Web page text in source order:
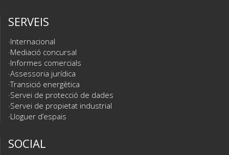
SERVEIS
Internacional
Mediació concursal
Informes comercials
Assessoria jurídica
Transició energètica
Servei de protecció de dades
Servei de propietat industrial
Lloguer d’espais
SOCIAL